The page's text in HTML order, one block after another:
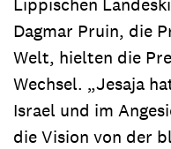
Dagmar Pruin, die
Welt, hielten die
Wechsel. „Jesaja
Israel und im
die Vision von der